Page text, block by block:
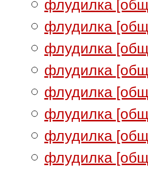
флудилка
флудилка
флудилка
флудилка
флудилка
флудилка
флудилка